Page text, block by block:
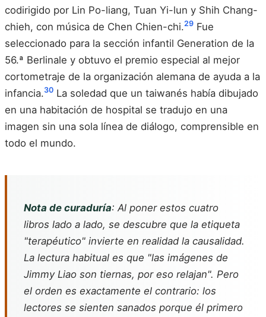
codirigido por Lin Po-liang, Tuan Yi-lun y Shih Chang-
chieh, con música de Chen Chien-chi.29 Fue
seleccionado para la sección infantil Generation de la
56.ª Berlinale y obtuvo el premio especial al mejor
cortometraje de la organización alemana de ayuda a la
infancia.30 La soledad que un taiwanés había dibujado
en una habitación de hospital se tradujo en una
imagen sin una sola línea de diálogo, comprensible en
todo el mundo.
Nota de curaduría: Al poner estos cuatro
libros lado a lado, se descubre que la etiqueta
"terapéutico" invierte en realidad la causalidad.
La lectura habitual es que "las imágenes de
Jimmy Liao son tiernas, por eso relajan". Pero
el orden es exactamente el contrario: los
lectores se sienten sanados porque él primero